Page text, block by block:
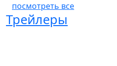
посмотреть все
Трейлеры